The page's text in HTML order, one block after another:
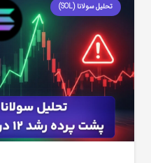
تحلیل سولانا (SOL)